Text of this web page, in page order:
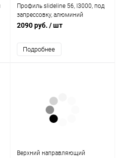
Профиль slideline 56, l3000, под
запрессовку, алюминий
1015024 Hettich
2090 руб. / шт
Подробнее
Верхний направляющий